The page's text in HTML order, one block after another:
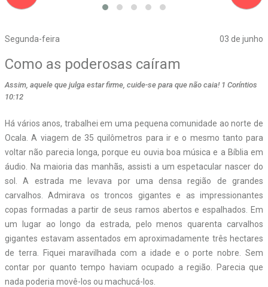
Segunda-feira 03 de junho
Como as poderosas caíram
Assim, aquele que julga estar firme, cuide-se para que não caia! 1 Coríntios
10:12
Há vários anos, trabalhei em uma pequena comunidade ao norte de
Ocala. A viagem de 35 quilômetros para ir e o mesmo tanto para
voltar não parecia longa, porque eu ouvia boa música e a Bíblia em
áudio. Na maioria das manhãs, assisti a um espetacular nascer do
sol. A estrada me levava por uma densa região de grandes
carvalhos. Admirava os troncos gigantes e as impressionantes
copas formadas a partir de seus ramos abertos e espalhados. Em
um lugar ao longo da estrada, pelo menos quarenta carvalhos
gigantes estavam assentados em aproximadamente três hectares
de terra. Fiquei maravilhada com a idade e o porte nobre. Sem
contar por quanto tempo haviam ocupado a região. Parecia que
nada poderia movê-los ou machucá-los.